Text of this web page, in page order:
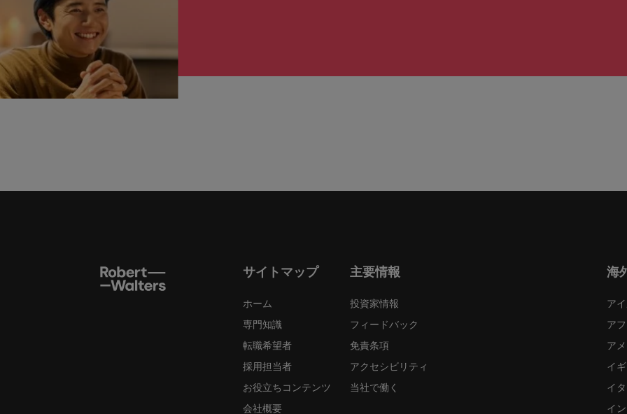
サイトマップ
ホーム
専門知識
転職希望者
採用担当者
お役立ちコンテンツ
会社概要
主要情報
投資家情報
フィードバック
免責条項
アクセシビリティ
当社で働く
海
ア
ア
ア
イ
イ
イ